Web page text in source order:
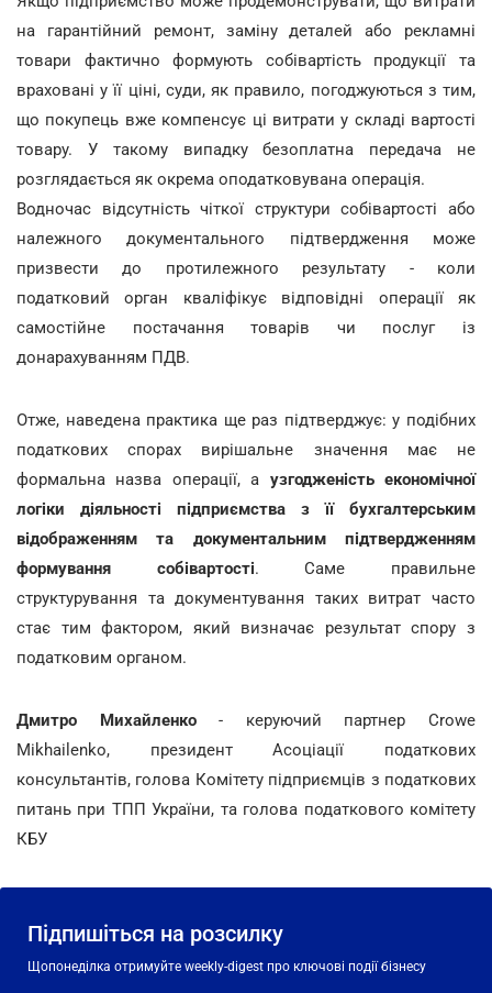
на гарантійний ремонт, заміну деталей або рекламні
товари фактично формують собівартість продукції та
враховані у її ціні, суди, як правило, погоджуються з тим,
що покупець вже компенсує ці витрати у складі вартості
товару. У такому випадку безоплатна передача не
розглядається як окрема оподатковувана операція.
Водночас відсутність чіткої структури собівартості або
належного документального підтвердження може
призвести до протилежного результату - коли
податковий орган кваліфікує відповідні операції як
самостійне постачання товарів чи послуг із
донарахуванням ПДВ.
Отже, наведена практика ще раз підтверджує: у подібних
податкових спорах вирішальне значення має не
формальна назва операції, а узгодженість економічної
логіки діяльності підприємства з її бухгалтерським
відображенням та документальним підтвердженням
формування собівартості. Саме правильне
структурування та документування таких витрат часто
стає тим фактором, який визначає результат спору з
податковим органом.
Дмитро Михайленко- керуючий партнер Crowe
Mikhailenko, президент Асоціації податкових
консультантів, голова Комітету підприємців з податкових
питань при ТПП України, та голова податкового комітету
КБУ
Підпишіться на розсилку
Щопонеділка отримуйте weekly-digest про ключові події бізнесу